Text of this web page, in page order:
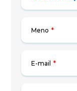
Meno *
E-mail *